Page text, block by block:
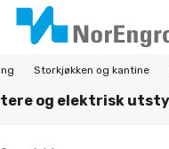
Storkjøkken og kantine
og elektrisk